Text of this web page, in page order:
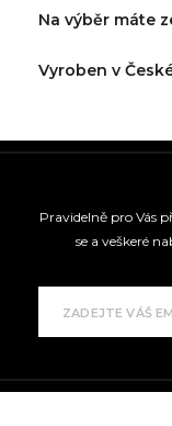
Na výběr máte
Vyroben v
Pravidelně pro Vás
se a veškeré